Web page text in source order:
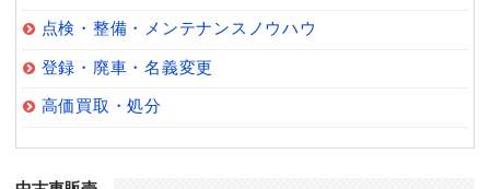
点検・整備・メンテナンスノウハウ
登録・廃車・名義変更
高価買取・処分